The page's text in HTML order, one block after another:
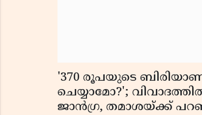
'370 രൂപയുടെ
ചെയ്യാമോ?';
ജാൻഗ്ര, തമാശയ്ക്ക്